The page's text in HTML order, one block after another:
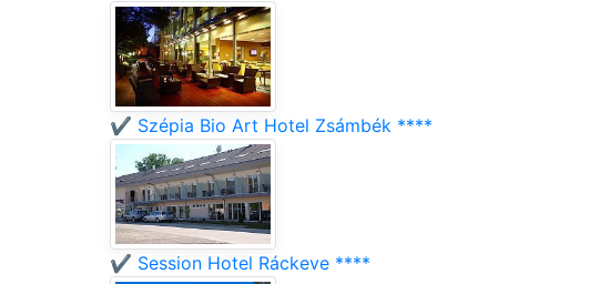
✔️ Szépia Bio Art Hotel Zsámbék ****
✔️ Session Hotel Ráckeve ****